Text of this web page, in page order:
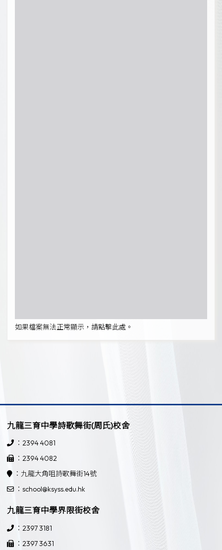
如果檔案無法正常顯示，請點擊此處。
九龍三育中學詩歌舞街(周氏)校舍
：2394 4081
：2394 4082
：九龍大角咀詩歌舞街14號
：school@ksyss.edu.hk
九龍三育中學界限街校舍
：2397 3181
：2397 3631